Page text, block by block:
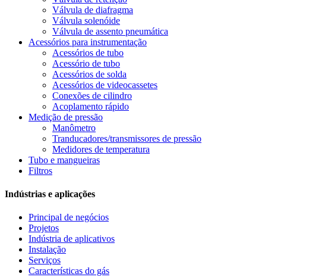
Válvula de diafragma
Válvula solenóide
Válvula de assento pneumática
Acessórios para instrumentação
Acessórios de tubo
Acessório de tubo
Acessórios de solda
Acessórios de videocassetes
Conexões de cilindro
Acoplamento rápido
Medição de pressão
Manômetro
Tranducadores/transmissores de pressão
Medidores de temperatura
Tubo e mangueiras
Filtros
Indústrias e aplicações
Principal de negócios
Projetos
Indústria de aplicativos
Instalação
Serviços
Características do gás